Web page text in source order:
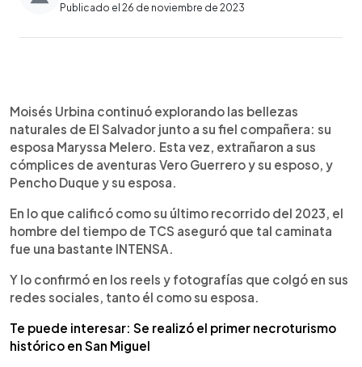
Publicado el 26 de noviembre de 2023
► Escuchar artículo
Moisés Urbina continuó explorando las bellezas
naturales de El Salvador junto a su fiel compañera: su
esposa Maryssa Melero. Esta vez, extrañaron a sus
cómplices de aventuras Vero Guerrero y su esposo, y
Pencho Duque y su esposa.
En lo que calificó como su último recorrido del 2023, el
hombre del tiempo de TCS aseguró que tal caminata
fue una bastante INTENSA.
Y lo confirmó en los reels y fotografías que colgó en sus
redes sociales, tanto él como su esposa.
Te puede interesar: Se realizó el primer necroturismo
histórico en San Miguel